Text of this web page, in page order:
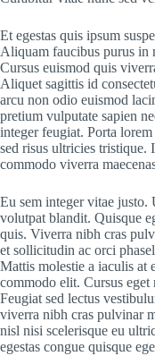
Et egestas quis ipsum
Aliquam faucibus purus in
Cursus euismod quis
Aliquet sagittis id
arcu non odio euismod
pretium vulputate sapien
integer feugiat. Porta
sed risus ultricies tristique.
commodo viverra
Eu sem integer vitae justo.
volutpat blandit. Quisque
quis. Viverra nibh cras
et sollicitudin ac orci
Mattis molestie a iaculis at
commodo elit. Cursus
Feugiat sed lectus
viverra nibh cras pulvinar
nisl nisi scelerisque eu
egestas congue quisque